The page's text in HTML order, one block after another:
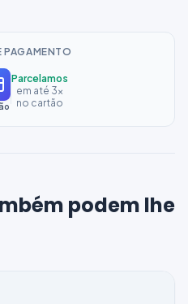
PAGAMENTO
Parcelamos
em até 3x
no cartão
podem lhe